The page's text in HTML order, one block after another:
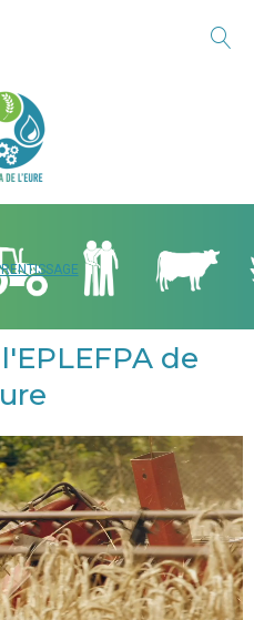
de